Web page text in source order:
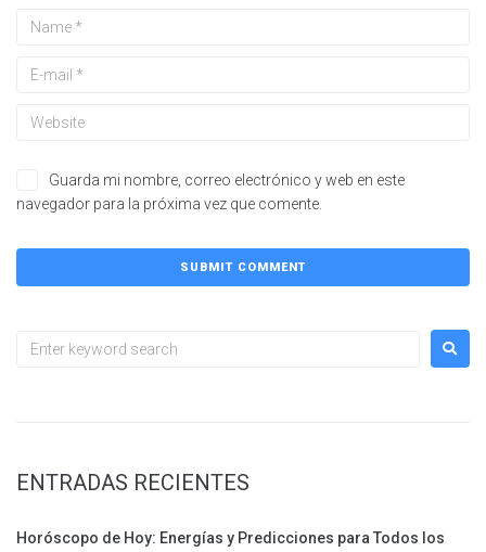
Guarda mi nombre, correo electrónico y web en este
navegador para la próxima vez que comente.
ENTRADAS RECIENTES
Horóscopo de Hoy: Energías y Predicciones para Todos los